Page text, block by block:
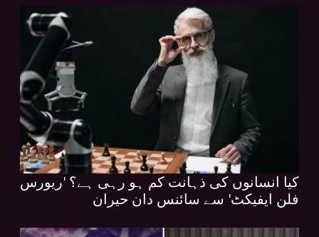
کیا انسانوں کی ذہانت کم ہو رہی ہے؟ 'ریورس
فلن ایفیکٹ' سے سائنس دان حیران